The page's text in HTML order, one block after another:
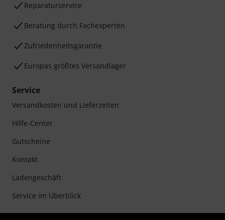
Reparaturservice
Beratung durch Fachexperten
Zufriedenheitsgarantie
Europas größtes Versandlager
Service
Versandkosten und Lieferzeiten
Hilfe-Center
Gutscheine
Kontakt
Ladengeschäft
Service im Überblick